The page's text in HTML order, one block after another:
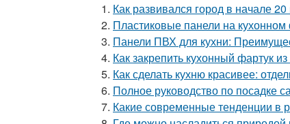
1. Как развивался город в начале 20
2. Пластиковые панели на кухонном
3. Панели ПВХ для кухни:
4. Как закрепить кухонный фартук
5. Как сделать кухню красивее:
6. Полное руководство по посадке
7. Какие современные тенденции в